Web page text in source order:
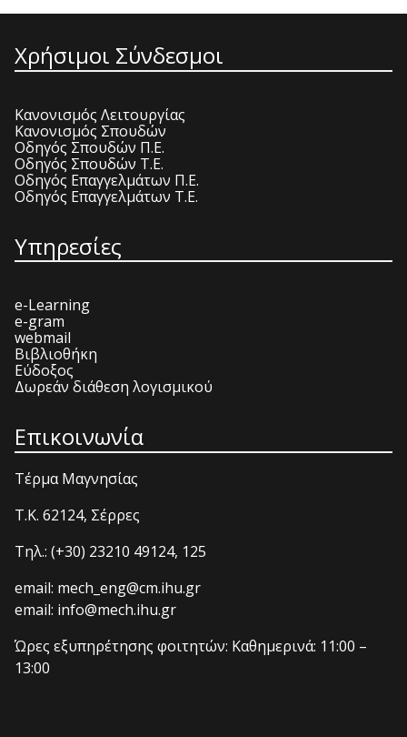
Χρήσιμοι Σύνδεσμοι
Κανονισμός Λειτουργίας
Κανονισμός Σπουδών
Οδηγός Σπουδών Π.Ε.
Οδηγός Σπουδών Τ.Ε.
Οδηγός Επαγγελμάτων Π.Ε.
Οδηγός Επαγγελμάτων Τ.Ε.
Υπηρεσίες
e-Learning
e-gram
webmail
Βιβλιοθήκη
Εύδοξος
Δωρεάν διάθεση λογισμικού
Επικοινωνία
Τέρμα Μαγνησίας
T.K. 62124, Σέρρες
Τηλ.: (+30) 23210 49124, 125
email: mech_eng@cm.ihu.gr
email: info@mech.ihu.gr
Ώρες εξυπηρέτησης φοιτητών: Καθημερινά: 11:00 –
13:00